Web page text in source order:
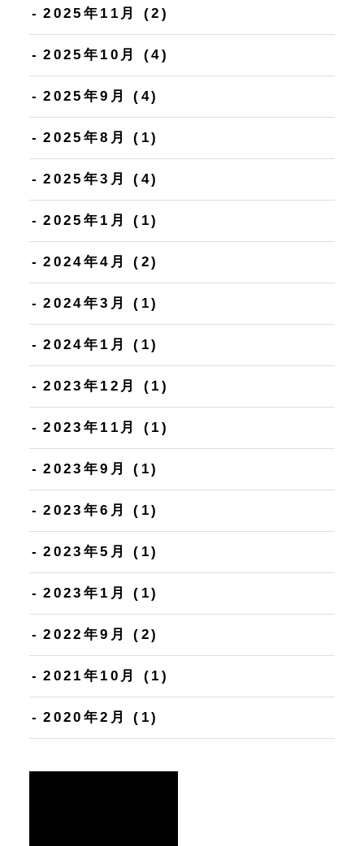
2025年11月 (2)
2025年10月 (4)
2025年9月 (4)
2025年8月 (1)
2025年3月 (4)
2025年1月 (1)
2024年4月 (2)
2024年3月 (1)
2024年1月 (1)
2023年12月 (1)
2023年11月 (1)
2023年9月 (1)
2023年6月 (1)
2023年5月 (1)
2023年1月 (1)
2022年9月 (2)
2021年10月 (1)
2020年2月 (1)